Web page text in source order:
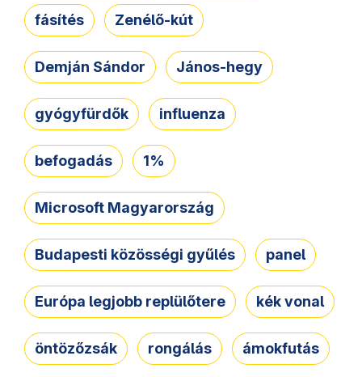
fásítés Zenélő-kút
Demján Sándor János-hegy
gyógyfürdők influenza
befogadás 1%
Microsoft Magyarország
Budapesti közösségi gyűlés panel
Európa legjobb replülőtere kék vonal
öntözőzsák rongálás ámokfutás